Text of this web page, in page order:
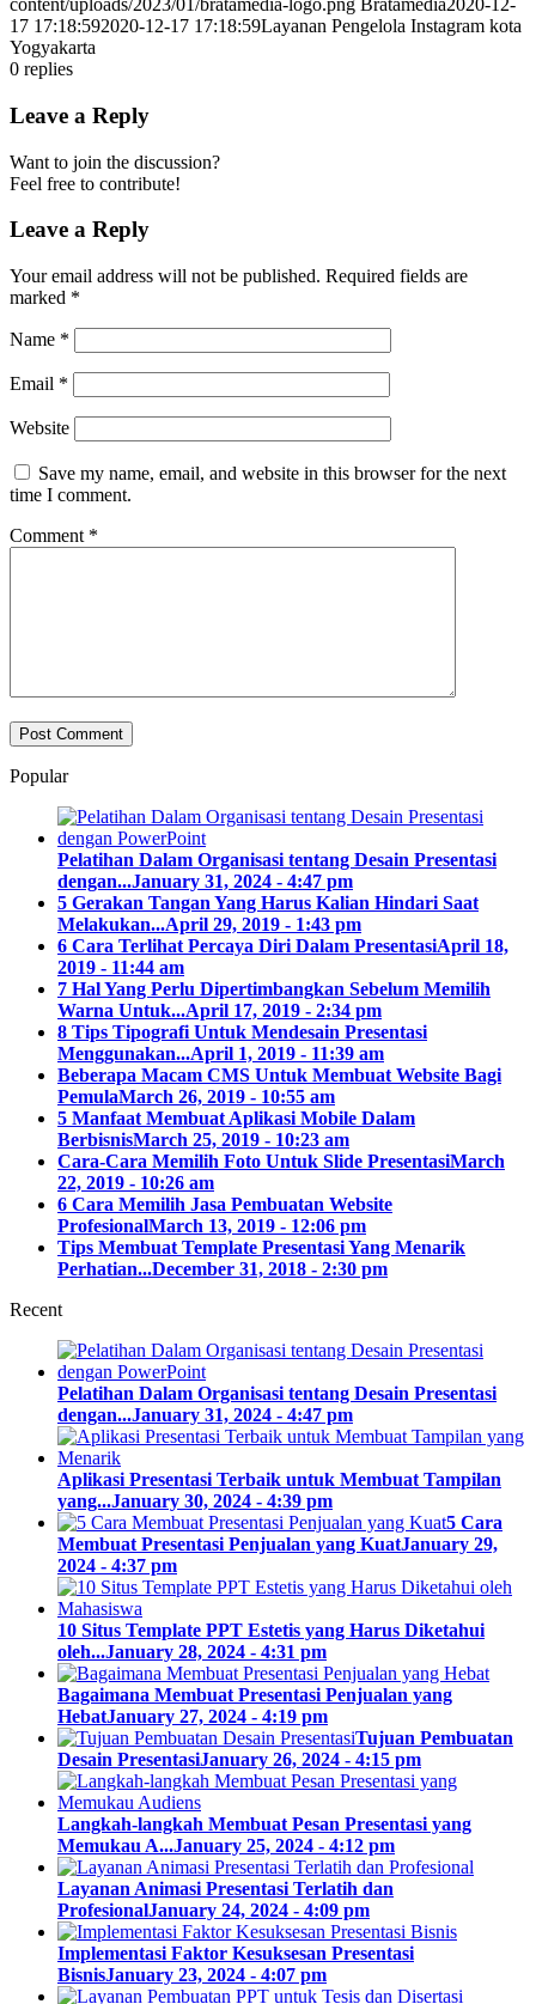
content/uploads/2023/01/bratamedia-logo.png Bratamedia2020-12-
17 17:18:592020-12-17 17:18:59Layanan Pengelola Instagram kota
Yogyakarta
0 replies
Leave a Reply
Want to join the discussion?
Feel free to contribute!
Leave a Reply
Your email address will not be published. Required fields are
marked *
Name *
Email *
Website
Save my name, email, and website in this browser for the next
time I comment.
Comment *
Popular
Pelatihan Dalam Organisasi tentang Desain Presentasi
dengan...January 31, 2024 - 4:47 pm
5 Gerakan Tangan Yang Harus Kalian Hindari Saat
Melakukan...April 29, 2019 - 1:43 pm
6 Cara Terlihat Percaya Diri Dalam PresentasiApril 18,
2019 - 11:44 am
7 Hal Yang Perlu Dipertimbangkan Sebelum Memilih
Warna Untuk...April 17, 2019 - 2:34 pm
8 Tips Tipografi Untuk Mendesain Presentasi
Menggunakan...April 1, 2019 - 11:39 am
Beberapa Macam CMS Untuk Membuat Website Bagi
PemulaMarch 26, 2019 - 10:55 am
5 Manfaat Membuat Aplikasi Mobile Dalam
BerbisnisMarch 25, 2019 - 10:23 am
Cara-Cara Memilih Foto Untuk Slide PresentasiMarch
22, 2019 - 10:26 am
6 Cara Memilih Jasa Pembuatan Website
ProfesionalMarch 13, 2019 - 12:06 pm
Tips Membuat Template Presentasi Yang Menarik
Perhatian...December 31, 2018 - 2:30 pm
Recent
Pelatihan Dalam Organisasi tentang Desain Presentasi
dengan...January 31, 2024 - 4:47 pm
Aplikasi Presentasi Terbaik untuk Membuat Tampilan
yang...January 30, 2024 - 4:39 pm
5 Cara
Membuat Presentasi Penjualan yang KuatJanuary 29,
2024 - 4:37 pm
10 Situs Template PPT Estetis yang Harus Diketahui
oleh...January 28, 2024 - 4:31 pm
Bagaimana Membuat Presentasi Penjualan yang
HebatJanuary 27, 2024 - 4:19 pm
Tujuan Pembuatan
Desain PresentasiJanuary 26, 2024 - 4:15 pm
Langkah-langkah Membuat Pesan Presentasi yang
Memukau A...January 25, 2024 - 4:12 pm
Layanan Animasi Presentasi Terlatih dan
ProfesionalJanuary 24, 2024 - 4:09 pm
Implementasi Faktor Kesuksesan Presentasi
BisnisJanuary 23, 2024 - 4:07 pm